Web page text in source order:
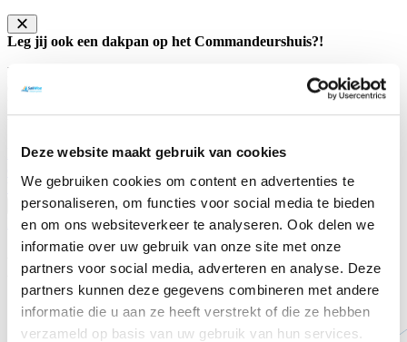
Deze website maakt gebruik van cookies
We gebruiken cookies om content en advertenties te
personaliseren, om functies voor social media te bieden
en om ons websiteverkeer te analyseren. Ook delen we
informatie over uw gebruik van onze site met onze
partners voor social media, adverteren en analyse. Deze
partners kunnen deze gegevens combineren met andere
informatie die u aan ze heeft verstrekt of die ze hebben
verzameld op basis van uw gebruik van hun services.
Leg jij ook een dakpan op het Commandeurshuis?!
Na jaren van weer en wind begint het dak van het
Commandeurshuis ons letterlijk in de steek te laten. Het dak lekt, de
huidige dakpannen zijn versleten en goede isolatie ontbreekt nog
Doneer hier Sluiten
Voorlezen
Translate
Home Bedankt!
Bedankt!